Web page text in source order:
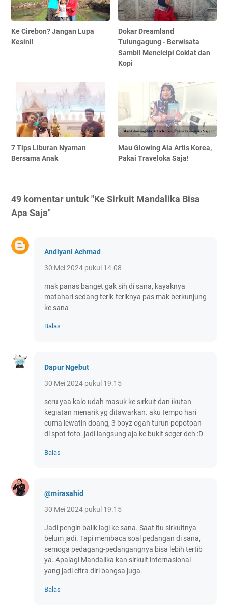
Ke Cirebon? Jangan Lupa
Kesini!
Dokar Dreamland
Tulungagung - Berwisata
Sambil Mencicipi Coklat dan
Kopi
7 Tips Liburan Nyaman
Bersama Anak
Mau Glowing Ala Artis Korea,
Pakai Traveloka Saja!
49 komentar untuk "Ke Sirkuit Mandalika Bisa
Apa Saja"
Andiyani Achmad
30 Mei 2024 pukul 14.08
mak panas banget gak sih di sana, kayaknya
matahari sedang terik-teriknya pas mak berkunjung
ke sana
Balas
Dapur Ngebut
30 Mei 2024 pukul 19.15
seru yaa kalo udah masuk ke sirkuit dan ikutan
kegiatan menarik yg ditawarkan. aku tempo hari
cuma lewatin doang, 3 boyz ogah turun popotoan
di spot foto. jadi langsung aja ke bukit seger deh :D
Balas
@mirasahid
30 Mei 2024 pukul 19.15
Jadi pengin balik lagi ke sana. Saat itu sirkuitnya
belum jadi. Tapi membaca soal pedangan di sana,
semoga pedagang-pedangangnya bisa lebih tertib
ya. Apalagi Mandalika kan sirkuit internasional
yang jadi citra diri bangsa juga.
Balas